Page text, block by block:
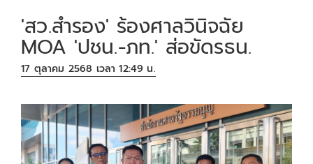
'สว.สำรอง' ร้องศาลวินิจฉัย
MOA 'ปชน.-ภท.' ส่อขัดรธน.
17 ตุลาคม 2568 เวลา 12:49 น.